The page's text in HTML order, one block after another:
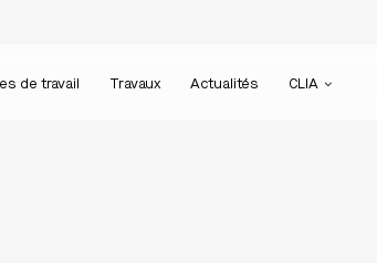
de travail Travaux Actualités CLIA